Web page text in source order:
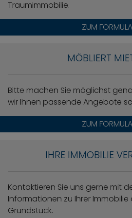
Traumimmobilie.
ZUM
MÖBLIERT
Bitte machen Sie möglichst
wir Ihnen passende Angebote
ZUM
IHRE IMMOBILIE
Kontaktieren Sie uns gerne mit
Informationen zu Ihrer Immobilie
Grundstück.